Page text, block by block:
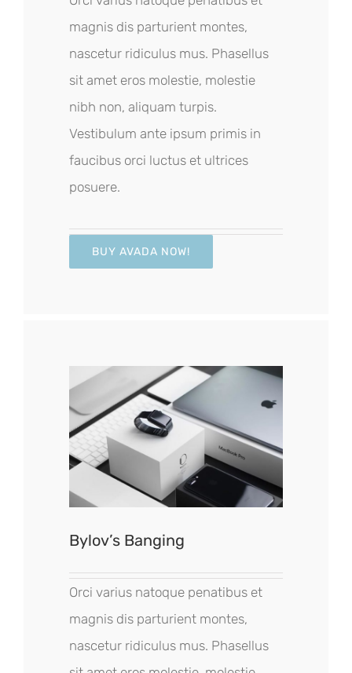
magnis dis parturient montes,
nascetur ridiculus mus. Phasellus
sit amet eros molestie, molestie
nibh non, aliquam turpis.
Vestibulum ante ipsum primis in
faucibus orci luctus et ultrices
posuere.
BUY AVADA NOW!
Bylov’s Banging
Orci varius natoque penatibus et
magnis dis parturient montes,
nascetur ridiculus mus. Phasellus